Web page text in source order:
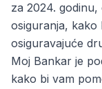
za 2024.
osiguranja, kako
osiguravajuće
Moj Bankar je
kako bi vam